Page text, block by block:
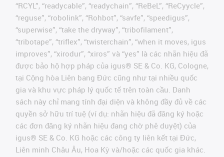
“RCYL”, “readycable”, “readychain”, “ReBeL”, “ReCyycle”,
“reguse”, “robolink”, “Rohbot”, “savfe”, “speedigus”,
“superwise”, “take the dryway”, “tribofilament”,
“tribotape”, “triflex”, “twisterchain”, “when it moves, igus
improves”, “xirodur”, “xiros” và “yes” là các nhãn hiệu đã
được bảo hộ hợp pháp của igus® SE & Co. KG, Cologne,
tại Cộng hòa Liên bang Đức cũng như tại nhiều quốc
gia và khu vực pháp lý quốc tế trên toàn cầu. Danh
sách này chỉ mang tính đại diện và không đầy đủ về các
quyền sở hữu trí tuệ (ví dụ: nhãn hiệu đã đăng ký hoặc
các đơn đăng ký nhãn hiệu đang chờ phê duyệt) của
igus® SE & Co. KG hoặc các công ty liên kết tại Đức,
Liên minh Châu Âu, Hoa Kỳ và/hoặc các quốc gia khác.